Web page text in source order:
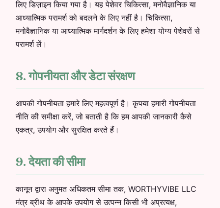
लिए डिज़ाइन किया गया है। यह पेशेवर चिकित्सा, मनोवैज्ञानिक या
आध्यात्मिक परामर्श को बदलने के लिए नहीं है। चिकित्सा,
मनोवैज्ञानिक या आध्यात्मिक मार्गदर्शन के लिए हमेशा योग्य पेशेवरों से
परामर्श लें।
8. गोपनीयता और डेटा संरक्षण
आपकी गोपनीयता हमारे लिए महत्वपूर्ण है। कृपया हमारी गोपनीयता
नीति की समीक्षा करें, जो बताती है कि हम आपकी जानकारी कैसे
एकत्र, उपयोग और सुरक्षित करते हैं।
9. देयता की सीमा
कानून द्वारा अनुमत अधिकतम सीमा तक, WORTHYVIBE LLC
मंत्र ब्रीथ के आपके उपयोग से उत्पन्न किसी भी अप्रत्यक्ष,